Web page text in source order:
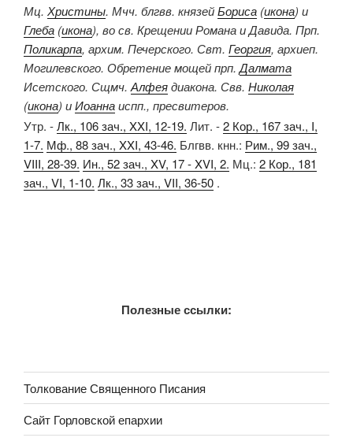
Мц. Христины. Мчч. блгвв. князейБориса (икона) и
Глеба (икона), во св. Крещении Романа и Давида. Прп.
Поликарпа, архим. Печерского. Свт. Георгия, архиеп.
Могилевского. Обретение мощей прп. Далмата
Исетского. Сщмч. Алфеядиакона. Свв. Николая
(икона) иИоаннаиспп., пресвитеров.
Утр. -Лк., 106 зач., XXI, 12-19. Лит. -2 Кор., 167 зач., I,
1-7. Мф., 88 зач., XXI, 43-46. Блгвв. кнн.: Рим., 99 зач.,
VIII, 28-39. Ин., 52 зач., XV, 17 - XVI, 2. Мц.: 2 Кор., 181
зач., VI, 1-10. Лк., 33 зач., VII, 36-50 .
Полезные ссылки:
Толкование Священного Писания
Сайт Горловской епархии